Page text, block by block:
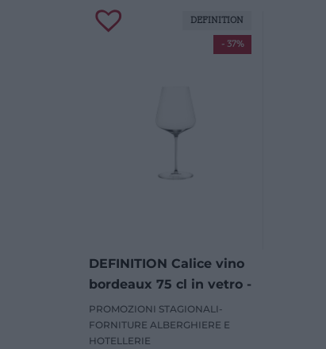
DEFINITION Calice vino
bordeaux 75 cl in vetro -
12 Pezzi
PROMOZIONI STAGIONALI-
FORNITURE ALBERGHIERE E
HOTELLERIE
- 37%
DEFINITION